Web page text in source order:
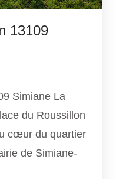
13109
Simiane La
du Roussillon
cœur du quartier
de Simiane-